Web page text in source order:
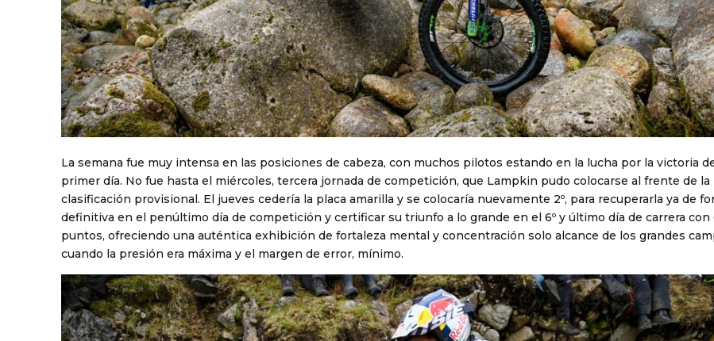
La semana fue muy intensa en las posiciones de cabeza, con muchos pilotos estando en la lucha por la victoria
primer día. No fue hasta el miércoles, tercera jornada de competición, que Lampkin pudo colocarse al frente de la
clasificación provisional. El jueves cedería la placa amarilla y se colocaría nuevamente 2º, para recuperarla ya de
definitiva en el penúltimo día de competición y certificar su triunfo a lo grande en el 6º y último día de carrera con
puntos, ofreciendo una auténtica exhibición de fortaleza mental y concentración solo alcance de los grandes
cuando la presión era máxima y el margen de error, mínimo.